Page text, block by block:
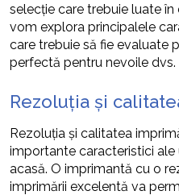
selecție care trebuie luate în
vom explora principalele
care trebuie să fie evaluate
perfectă pentru nevoile dvs.
Rezoluția și
Rezoluția și calitatea
importante caracteristici
acasă. O imprimantă cu o
imprimării excelentă va